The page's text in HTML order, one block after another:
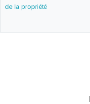
de la propriété